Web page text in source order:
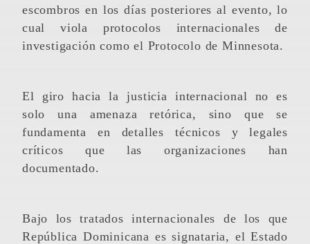
escombros en los días posteriores al evento, lo
cual viola protocolos internacionales de
investigación como el Protocolo de Minnesota.
El giro hacia la justicia internacional no es
solo una amenaza retórica, sino que se
fundamenta en detalles técnicos y legales
críticos que las organizaciones han
documentado.
Bajo los tratados internacionales de los que
República Dominicana es signataria, el Estado